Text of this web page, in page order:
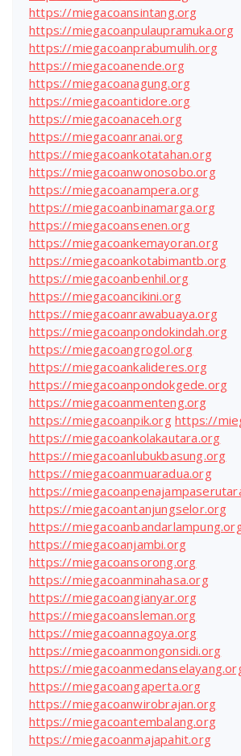
https://miegacoansintang.org
https://miegacoanpulaupramuka.org
https://miegacoanprabumulih.org
https://miegacoanende.org
https://miegacoanagung.org
https://miegacoantidore.org
https://miegacoanaceh.org
https://miegacoanranai.org
https://miegacoankotatahan.org
https://miegacoanwonosobo.org
https://miegacoanampera.org
https://miegacoanbinamarga.org
https://miegacoansenen.org
https://miegacoankemayoran.org
https://miegacoankotabimantb.org
https://miegacoanbenhil.org
https://miegacoancikini.org
https://miegacoanrawabuaya.org
https://miegacoanpondokindah.org
https://miegacoangrogol.org
https://miegacoankalideres.org
https://miegacoanpondokgede.org
https://miegacoanmenteng.org
https://miegacoanpik.org https://
https://miegacoankolakautara.org
https://miegacoanlubukbasung.org
https://miegacoanmuaradua.org
https://
https://miegacoantanjungselor.org
https://
https://miegacoanjambi.org
https://miegacoansorong.org
https://miegacoanminahasa.org
https://miegacoangianyar.org
https://miegacoansleman.org
https://miegacoannagoya.org
https://miegacoanmongonsidi.org
https://
https://miegacoangaperta.org
https://miegacoanwirobrajan.org
https://miegacoantembalang.org
https://miegacoanmajapahit.org